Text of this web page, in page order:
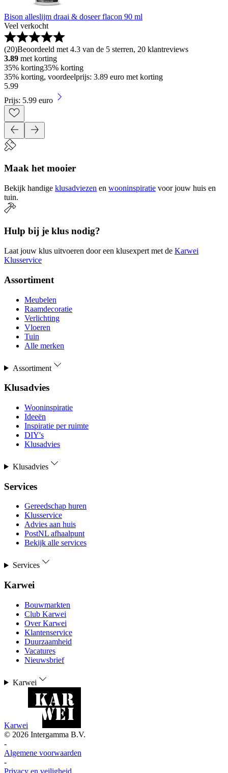
Bison alleslijm draai & doseer flacon 90 ml
Veel verkocht
(20)Beoordeeld met 4.3 van de 5 sterren, 20 klantreviews
3.89 met korting
35% korting35% korting
35% korting, voordeelprijs: 3.89 euro met korting
5.99
Prijs: 5.99 euro
Maak het mooier
Bekijk handige klusadviezen en wooninspiratie voor jouw huis en
tuin.
Hulp bij je klus nodig?
Laat jouw klus uitvoeren door een klusexpert met de Karwei
Klusservice
Assortiment
Meubelen
Raamdecoratie
Verlichting
Vloeren
Tuin
Alle merken
Assortiment
Klusadvies
Wooninspiratie
Ideeën
Inspiratie per ruimte
DIY's
Klusadvies
Klusadvies
Services
Gereedschap huren
Klusservice
Advies aan huis
PostNL afhaalpunt
Bekijk alle services
Services
Karwei
Bouwmarkten
Club Karwei
Over Karwei
Klantenservice
Duurzaamheid
Vacatures
Nieuwsbrief
Karwei
Karwei
© 2026 Intergamma B.V.
-
Algemene voorwaarden
-
Privacy en veiligheid